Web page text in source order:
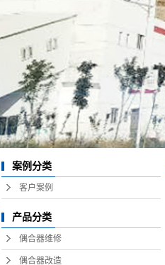
案例分类
客户案例
产品分类
偶合器维修
偶合器改造